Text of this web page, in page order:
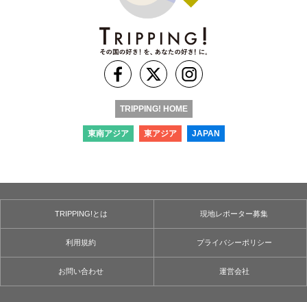
TRIPPING! HOME
東南アジア 東アジア JAPAN
TRIPPING!とは 現地レポーター募集
利用規約 プライバシーポリシー
お問い合わせ 運営会社